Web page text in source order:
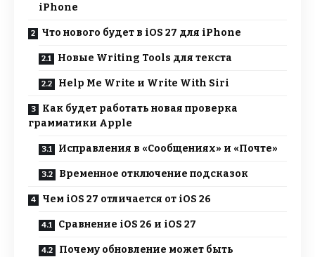
iPhone
Что нового будет в iOS 27 для iPhone
Новые Writing Tools для текста
Help Me Write и Write With Siri
Как будет работать новая проверка
грамматики Apple
Исправления в «Сообщениях» и «Почте»
Временное отключение подсказок
Чем iOS 27 отличается от iOS 26
Сравнение iOS 26 и iOS 27
Почему обновление может быть